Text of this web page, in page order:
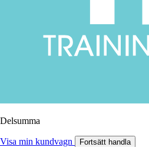
Delsumma
Visa min kundvagn Fortsätt handla